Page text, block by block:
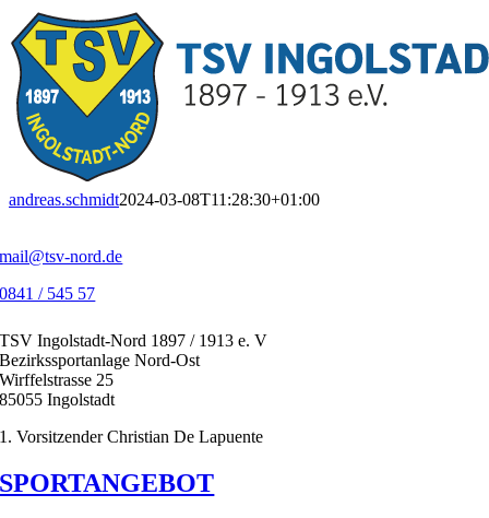
Zum
Inhalt
springen
andreas.schmidt2024-03-08T11:28:30+01:00
mail@tsv-nord.de
0841 / 545 57
TSV Ingolstadt-Nord 1897 / 1913 e. V
Bezirkssportanlage Nord-Ost
Wirffelstrasse 25
85055 Ingolstadt
1. Vorsitzender Christian De Lapuente
SPORTANGEBOT